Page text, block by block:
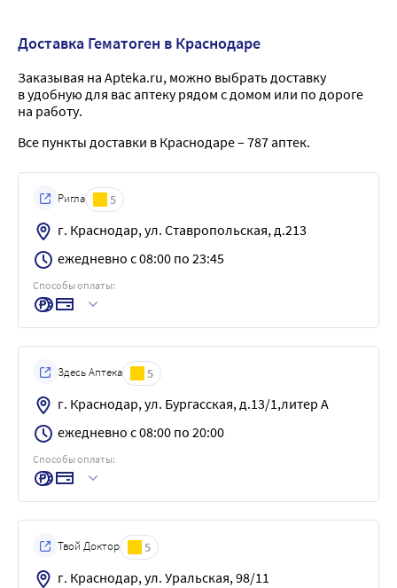
Доставка Гематоген в Краснодаре
Заказывая на Apteka.ru, можно выбрать доставку
в удобную для вас аптеку рядом с домом или по дороге
на работу.
Все пункты доставки в Краснодаре – 787 аптек.
Ригла 5
г. Краснодар, ул. Ставропольская, д.213
ежедневно с 08:00 по 23:45
Способы оплаты:
Здесь Аптека 5
г. Краснодар, ул. Бургасская, д.13/1,литер А
ежедневно с 08:00 по 20:00
Способы оплаты:
Твой Доктор 5
г. Краснодар, ул. Уральская, 98/11